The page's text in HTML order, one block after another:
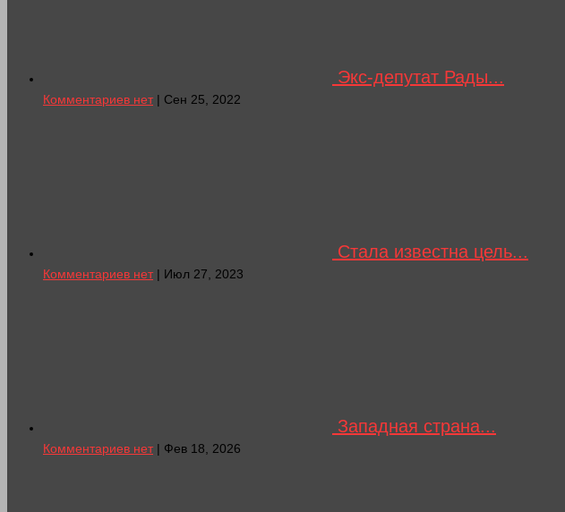
Экс-депутат Рады...
Комментариев нет| Сен 25, 2022
Стала известна цель...
Комментариев нет| Июл 27, 2023
Западная страна...
Комментариев нет| Фев 18, 2026